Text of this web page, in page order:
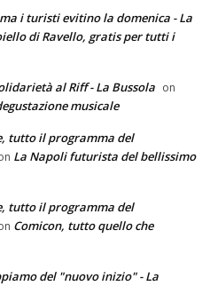
i turisti evitino la domenica - La
di Ravello, gratis per tutti i
al Riff - La Bussola on
musicale
tutto il programma del
La Napoli futurista del bellissimo
tutto il programma del
Comicon, tutto quello che
del "nuovo inizio" - La